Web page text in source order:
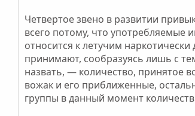
Четвертое звено в развитии
всего потому, что
относится к летучим
принимают, сообразуясь лишь с
назвать, — количество, принятое
вожак и его приближенные,
группы в данный момент